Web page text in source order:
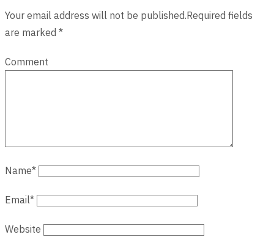
Your email address will not be published.Required fields
are marked *
Comment
Name*
Email*
Website